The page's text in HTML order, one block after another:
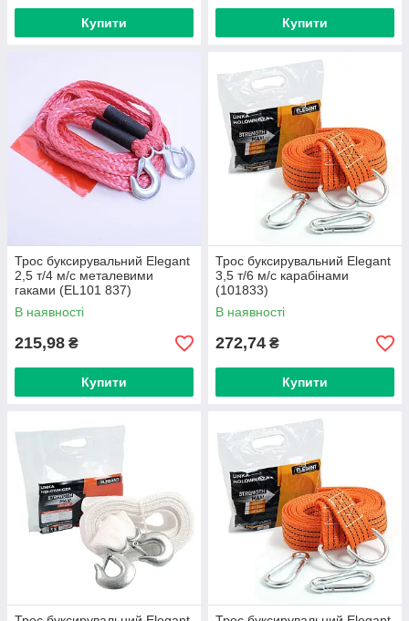
Купити Купити
Трос буксирувальний Elegant
2,5 т/4 м/с металевими
гаками (EL101 837)
В наявності
215,98 ₴
Купити
Трос буксирувальний Elegant
3,5 т/6 м/с карабінами
(101833)
В наявності
272,74 ₴
Купити